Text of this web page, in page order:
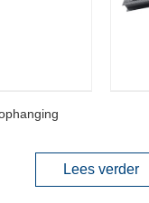
Lees verder